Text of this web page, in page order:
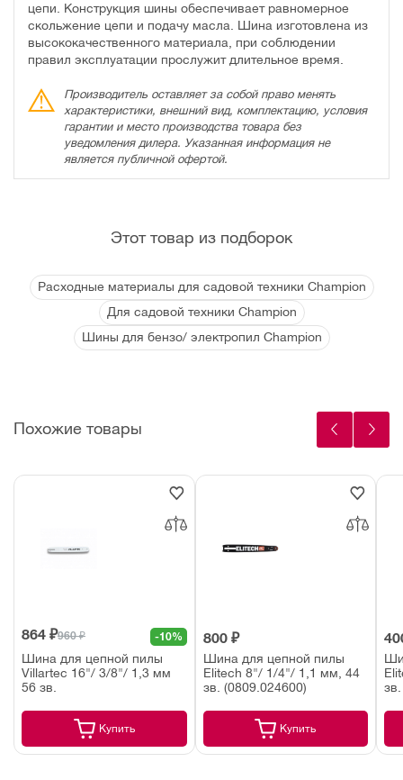
цепи. Конструкция шины обеспечивает равномерное
скольжение цепи и подачу масла. Шина изготовлена из
высококачественного материала, при соблюдении
правил эксплуатации прослужит длительное время.
Производитель оставляет за собой право менять
характеристики, внешний вид, комплектацию, условия
гарантии и место производства товара без
уведомления дилера. Указанная информация не
является публичной офертой.
Этот товар из подборок
Расходные материалы для садовой техники Champion
Для садовой техники Champion
Шины для бензо/ электропил Champion
Похожие товары
864 ₽960 ₽ -10%
Шина для цепной пилы
Villartec 16"/ 3/8"/ 1,3 мм
56 зв.
Купить
800 ₽
Шина для цепной пилы
Elitech 8"/ 1/4"/ 1,1 мм, 44
зв. (0809.024600)
Купить